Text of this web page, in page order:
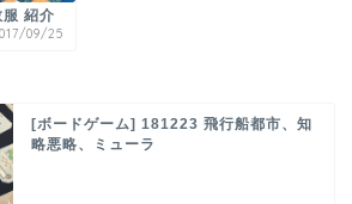
紹介
09/25
[ボードゲーム] 181223 飛行船都市、知
略悪略、ミューラ